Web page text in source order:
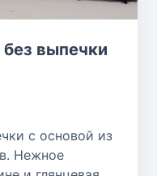
выпечки
с основой из
Нежное